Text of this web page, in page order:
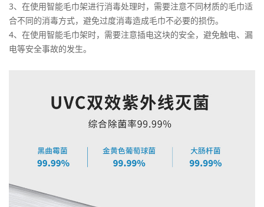
3、在使用智能毛巾架进行消毒处理时，需要注意不同材质的毛巾适
合不同的消毒方式，避免过度消毒造成毛巾不必要的损伤。
4、在使用智能毛巾架时，需要注意插电这块的安全，避免触电、漏
电等安全事故的发生。